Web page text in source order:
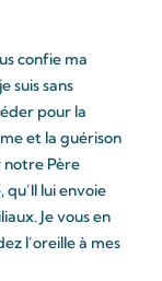
confie ma
suis sans
pour la
et la guérison
notre Père
qu’Il lui envoie
Je vous en
l’oreille à mes